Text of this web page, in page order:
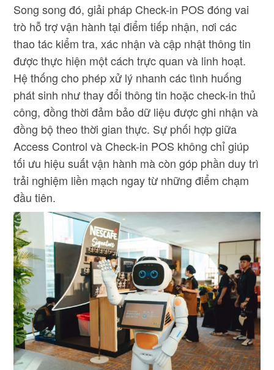
Song song đó, giải pháp Check-in POS đóng vai
trò hỗ trợ vận hành tại điểm tiếp nhận, nơi các
thao tác kiểm tra, xác nhận và cập nhật thông tin
được thực hiện một cách trực quan và linh hoạt.
Hệ thống cho phép xử lý nhanh các tình huống
phát sinh như thay đổi thông tin hoặc check-in thủ
công, đồng thời đảm bảo dữ liệu được ghi nhận và
đồng bộ theo thời gian thực. Sự phối hợp giữa
Access Control và Check-in POS không chỉ giúp
tối ưu hiệu suất vận hành mà còn góp phần duy trì
trải nghiệm liền mạch ngay từ những điểm chạm
đầu tiên.